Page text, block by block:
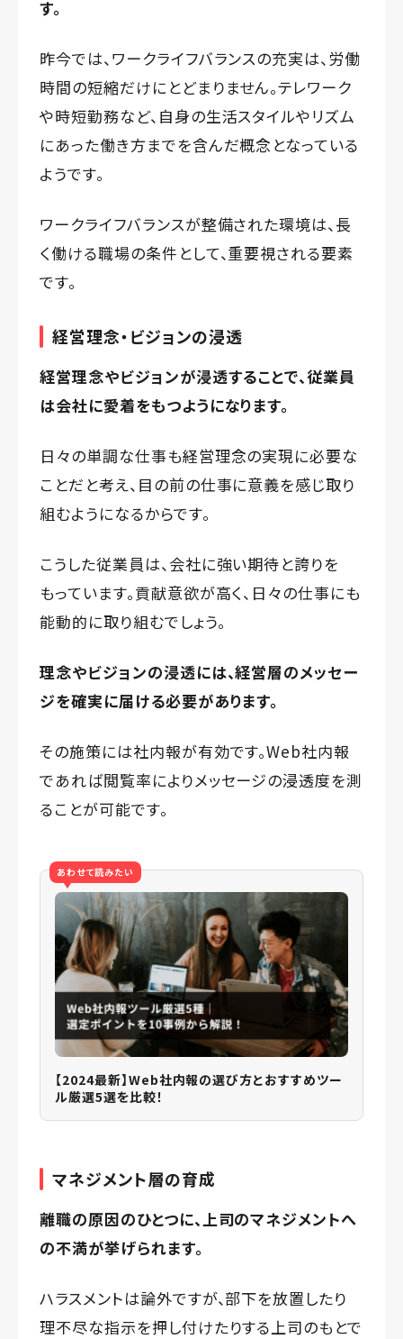
す。
昨今では、ワークライフバランスの充実は、労働
時間の短縮だけにとどまりません。テレワーク
や時短勤務など、自身の生活スタイルやリズム
にあった働き方までを含んだ概念となっている
ようです。
ワークライフバランスが整備された環境は、長
く働ける職場の条件として、重要視される要素
です。
経営理念・ビジョンの浸透
経営理念やビジョンが浸透することで、従業員
は会社に愛着をもつようになります。
日々の単調な仕事も経営理念の実現に必要な
ことだと考え、目の前の仕事に意義を感じ取り
組むようになるからです。
こうした従業員は、会社に強い期待と誇りを
もっています。貢献意欲が高く、日々の仕事にも
能動的に取り組むでしょう。
理念やビジョンの浸透には、経営層のメッセー
ジを確実に届ける必要があります。
その施策には社内報が有効です。Web社内報
であれば閲覧率によりメッセージの浸透度を測
ることが可能です。
あわせて読みたい
【2024最新】Web社内報の選び方とおすすめツー
ル厳選5選を比較！
マネジメント層の育成
離職の原因のひとつに、上司のマネジメントへ
の不満が挙げられます。
ハラスメントは論外ですが、部下を放置したり
理不尽な指示を押し付けたりする上司のもとで